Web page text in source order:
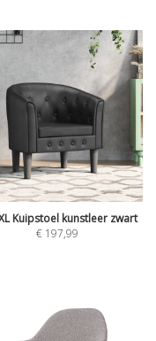
Kuipstoel kunstleer zwart
€ 197,99